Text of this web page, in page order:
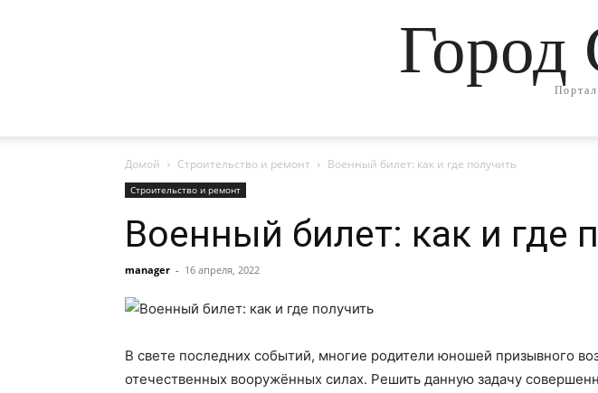
Город
Домой Строительство и ремонт Военный билет: как и где получить
Строительство и ремонт
Военный билет: как и где
manager - 16 апреля, 2022
В свете последних событий, многие родители юношей призывного
отечественных вооружённых силах. Решить данную задачу